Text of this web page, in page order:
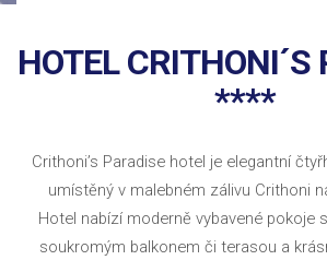
HOTEL CRITHONI´S
****
Crithoni’s Paradise hotel je elegantní
umístěný v malebném zálivu Crithoni
Hotel nabízí moderně vybavené pokoje
soukromým balkonem či terasou a